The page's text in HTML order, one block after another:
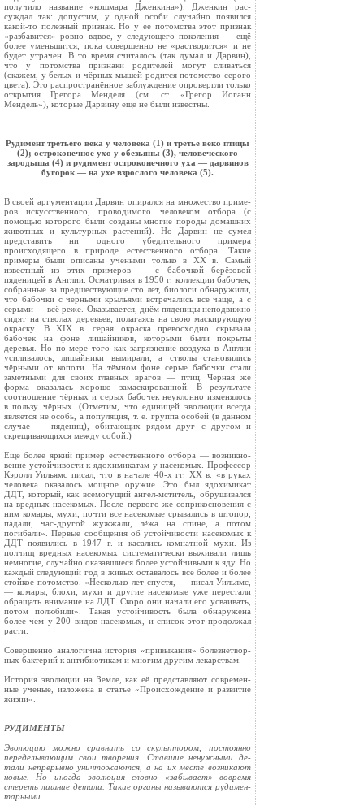
получило название «кошмара Дженкина»). Дженкин рас­
суждал так: допустим, у одной особи случайно появился
какой-то полезный признак. Но у её потомства этот признак
«разбавится» ровно вдвое, у следующего поколения — ещё
более уменьшится, пока совершенно не «растворится» и не
будет утрачен. В то время считалось (так думал и Дарвин),
что у потомства признаки родителей могут сливаться
(скажем, у белых и чёрных мышей родится потомство серого
цвета). Это распространённое заблуждение опровергли только
открытия Грегора Менделя (см. ст. «Грегор Иоганн
Мендель»), которые Дарвину ещё не были известны.
Рудимент третьего века у человека (1) и третье веко птицы
(2); остроконечное ухо у обезьяны (3), человеческого
зародыша (4) и рудимент остроконечного уха — дарвинов
бугорок — на ухе взрослого человека (5).
В своей аргументации Дарвин опирался на множество приме­
ров искусственного, проводимого человеком отбора (с
помощью которого были созданы многие породы домашних
животных и культурных растений). Но Дарвин не сумел
представить ни одного убедительного примера
происходящего в природе естест­венного отбора. Такие
примеры были описаны учёными только в XX в. Самый
известный из этих примеров — с бабочкой берёзовой
пяденицей в Англии. Осматривая в 1950 г. коллекции бабочек,
собранные за предшествующие сто лет, биологи обна­ружили,
что бабочки с чёрными крыльями встречались всё чаще, а с
серыми — всё реже. Оказывается, днём пяденицы неподвижно
сидят на стволах деревьев, полагаясь на свою маскирующую
окраску. В XIX в. серая окраска превосходно скрывала
бабочек на фоне лишайников, которыми были покрыты
деревья. Но по мере того как загрязнение воздуха в Англии
усиливалось, ли­шайники вымирали, а стволы становились
чёрными от копоти. На тёмном фоне серые бабочки стали
заметными для своих главных врагов — птиц. Чёрная же
форма оказалась хорошо замаскированной. В результате
соотношение чёрных и серых бабочек неуклонно изменялось
в пользу чёрных. (Отметим, что единицей эволюции всегда
является не особь, а популяция, т. е. группа особей (в данном
случае — пядениц), обитающих рядом друг с другом и
скрещивающихся между собой.)
Ещё более яркий пример естественного отбора — возникно­
вение устойчивости к ядохимикатам у насекомых. Профессор
Кэролл Уильямс писал, что в начале 40-х гг. XX в. «в руках
человека оказалось мощное оружие. Это был ядохимикат
ДДТ, который, как всемогущий ангел-мститель, обрушивался
на вред­ных насекомых. После первого же соприкосновения с
ним кома­ры, мухи, почти все насекомые срывались в штопор,
падали, час-другой жужжали, лёжа на спине, а потом
погибали». Первые сообщения об устойчивости насекомых к
ДДТ появились в 1947 г. и касались комнатной мухи. Из
полчищ вредных насе­комых систематически выживали лишь
немногие, случайно оказавшиеся более устойчивыми к яду. Но
каждый следующий год в живых оставалось всё более и более
стойкое потомство. «Несколько лет спустя, — писал Уильямс,
— комары, блохи, мухи и другие насекомые уже перестали
обращать внимание на ДДТ. Скоро они начали его усваивать,
потом полюбили». Такая устойчивость была обнаружена
более чем у 200 видов насекомых, и список этот продолжал
расти.
Совершенно аналогична история «привыкания» болезнетвор­
ных бактерий к антибиотикам и многим другим лекарствам.
История эволюции на Земле, как её представляют современ­
ные учёные, изложена в статье «Происхождение и развитие
жизни».
РУДИМЕНТЫ
Эволюцию можно сравнить со скульптором, постоянно
переделывающим свои творения. Ставшие ненужными де­
тали непрерывно уничтожаются, а на их месте возникают
новые. Но иногда эволюция словно «забывает» вовремя
стереть лишние детали. Такие органы называются рудимен­
тарными.